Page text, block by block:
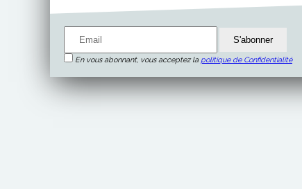
En vous abonnant, vous acceptez la politique de Confidentialité